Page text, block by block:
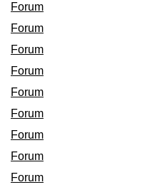
Forum
Forum
Forum
Forum
Forum
Forum
Forum
Forum
Forum